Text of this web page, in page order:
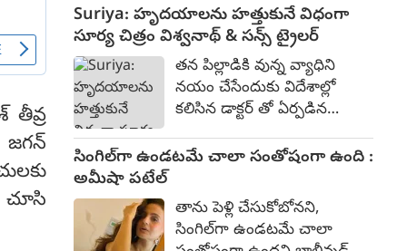
తీవ్ర
జగన్
ఎంటర్టైనర్ "స్టువర్టుపురం
స్టూడెంట్స్." 80% షూటింగ్ పూర్తి
చేసుకున్న ఈ చిత్రం ప్రస్తుతం పోస్ట్
ప్రొడక్షన్ కార్యక్రమాలు
జరుపుకుంటుంది. కాగా ఈ చిత్ర
ట్రైలర్ ను ప్రముఖ దర్శకులు
వేణు ఉడుగుల లాంచ్ చేశారు.
ట్రైలర్ తో పాటు ఆయన
Suriya: హృదయాలను హత్తుకునే విధంగా
సూర్య చిత్రం విశ్వనాథ్ & సన్స్ ట్రైలర్
తన పిల్లాడికి వున్న వ్యాధిని
నయం చేసేందుకు విదేశాల్లో
కలిసిన డాక్టర్ తో ఏర్పడిన
దారితీసిందనే పాయింట్ తో
సన్స్ ట్రైలర్ విశదీకరిస్తుంది.
నేడేట్రైలర్ విడుదలైంది. తొలి
ఫ్రేమ్ నుంచే ఆహ్లాదకరమైన,
సింగిల్‌గా ఉండటమే చాలా సంతోషంగా ఉంది :
అమీషా పటేల్
తాను పెళ్లి చేసుకోబోనని,
సింగిల్‌గా ఉండటమే చాలా